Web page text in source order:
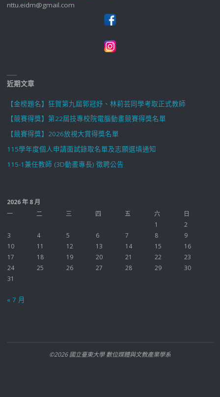
nttu.eidm@gmail.com
近期文章
【金榜題名】狂賀第九屆郭冠妤、林莉芸同學考取正式教師
【競賽得獎】第22屆技專校院電腦動畫競賽得獎名單
【競賽得獎】2026放視大賞得獎名單
115學年度個人申請面試錄取名單及志願選填通知
115-1兼任教師 (3D動畫專長) 徵聘公告
2026 年 8 月
一
二 三 四 五 六
日
1
2
3
4 5 6 7 8
9
10
11 12 13 14 15
16
17
18 19 20 21 22
23
24
25 26 27 28 29
30
31
« 7 月
©2026 國立臺東大學 數位媒體與文教產業學系